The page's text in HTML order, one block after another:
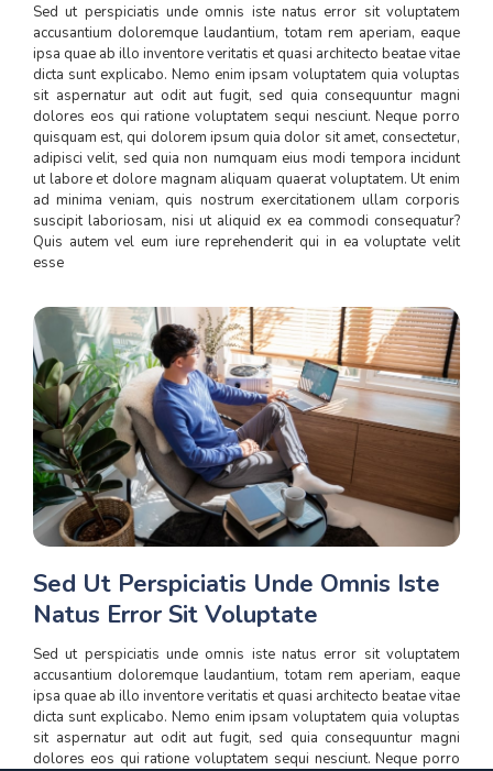
Sed ut perspiciatis unde omnis iste natus error sit voluptatem
accusantium doloremque laudantium, totam rem aperiam, eaque
ipsa quae ab illo inventore veritatis et quasi architecto beatae vitae
dicta sunt explicabo. Nemo enim ipsam voluptatem quia voluptas
sit aspernatur aut odit aut fugit, sed quia consequuntur magni
dolores eos qui ratione voluptatem sequi nesciunt. Neque porro
quisquam est, qui dolorem ipsum quia dolor sit amet, consectetur,
adipisci velit, sed quia non numquam eius modi tempora incidunt
ut labore et dolore magnam aliquam quaerat voluptatem. Ut enim
ad minima veniam, quis nostrum exercitationem ullam corporis
suscipit laboriosam, nisi ut aliquid ex ea commodi consequatur?
Quis autem vel eum iure reprehenderit qui in ea voluptate velit
esse
Sed Ut Perspiciatis Unde Omnis Iste
Natus Error Sit Voluptate
Sed ut perspiciatis unde omnis iste natus error sit voluptatem
accusantium doloremque laudantium, totam rem aperiam, eaque
ipsa quae ab illo inventore veritatis et quasi architecto beatae vitae
dicta sunt explicabo. Nemo enim ipsam voluptatem quia voluptas
sit aspernatur aut odit aut fugit, sed quia consequuntur magni
dolores eos qui ratione voluptatem sequi nesciunt. Neque porro